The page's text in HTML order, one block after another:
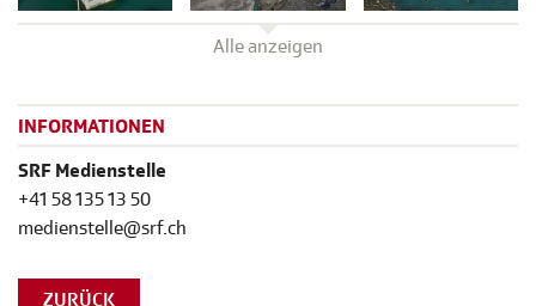
Alle anzeigen
INFORMATIONEN
SRF Medienstelle
+41 58 135 13 50
medienstelle@srf.ch
ZURÜCK